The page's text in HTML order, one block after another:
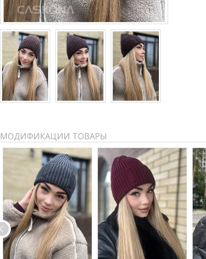
МОДИФИКАЦИИ ТОВАРЫ